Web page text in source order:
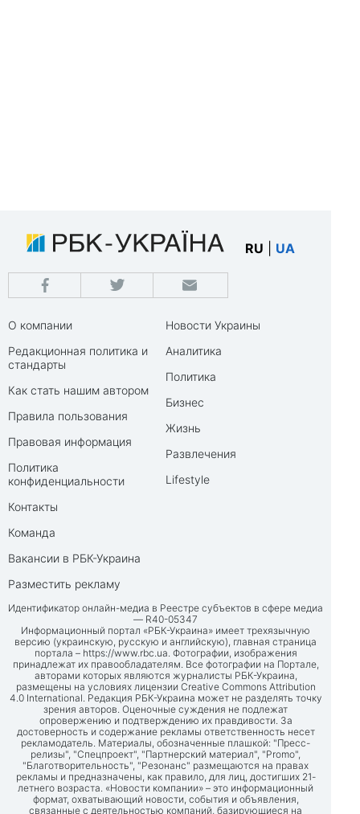
RU UA
О компании
Редакционная политика и
стандарты
Как стать нашим автором
Правила пользования
Правовая информация
Политика
конфиденциальности
Контакты
Команда
Вакансии в РБК-Украина
Разместить рекламу
Новости Украины
Аналитика
Политика
Бизнес
Жизнь
Развлечения
Lifestyle
Идентификатор онлайн-медиа в Реестре субъектов в сфере медиа
— R40-05347
Информационный портал «РБК-Украина» имеет трехязычную
версию (украинскую, русскую и английскую), главная страница
портала – https://www.rbc.ua. Фотографии, изображения
принадлежат их правообладателям. Все фотографии на Портале,
авторами которых являются журналисты РБК-Украина,
размещены на условиях лицензии Creative Commons Attribution
4.0 International. Редакция РБК-Украина может не разделять точку
зрения авторов. Оценочные суждения не подлежат
опровержению и подтверждению их правдивости. За
достоверность и содержание рекламы ответственность несет
рекламодатель. Материалы, обозначенные плашкой: "Пресс-
релизы", "Спецпроект", "Партнерский материал", "Promo",
"Благотворительность", "Резонанс" размещаются на правах
рекламы и предназначены, как правило, для лиц, достигших 21-
летнего возраста. «Новости компании» – это информационный
формат, охватывающий новости, события и объявления,
связанные с деятельностью компаний, базирующиеся на